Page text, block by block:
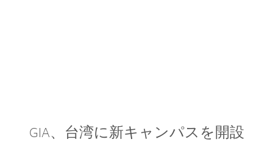
GIA、台湾に新キャンパスを開設